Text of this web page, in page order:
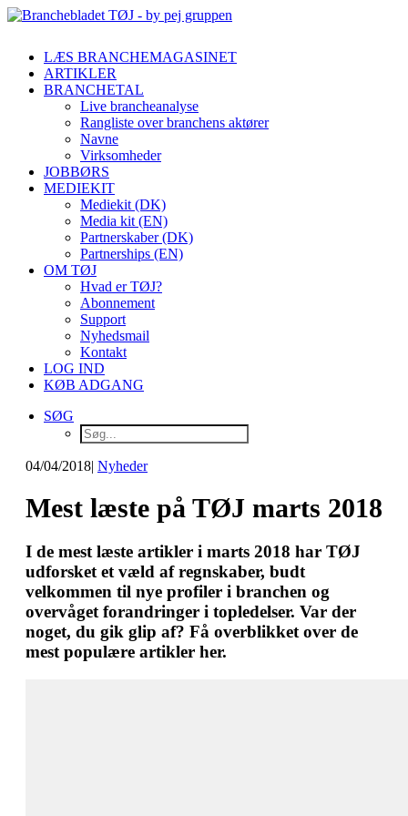
LÆS BRANCHEMAGASINET
ARTIKLER
BRANCHETAL
Live brancheanalyse
Rangliste over branchens aktører
Navne
Virksomheder
JOBBØRS
MEDIEKIT
Mediekit (DK)
Media kit (EN)
Partnerskaber (DK)
Partnerships (EN)
OM TØJ
Hvad er TØJ?
Abonnement
Support
Nyhedsmail
Kontakt
LOG IND
KØB ADGANG
SØG
04/04/2018| Nyheder
Mest læste på TØJ marts 2018
I de mest læste artikler i marts 2018 har TØJ
udforsket et væld af regnskaber, budt
velkommen til nye profiler i branchen og
overvåget forandringer i topledelser. Var der
noget, du gik glip af? Få overblikket over de
mest populære artikler her.